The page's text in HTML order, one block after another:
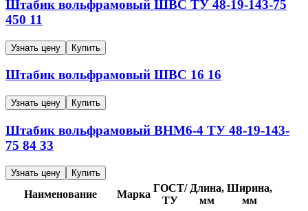
Штабик вольфрамовый ШВС ТУ 48-19-143-75
450 11
Узнать цену Купить
Штабик вольфрамовый ШВС 16 16
Узнать цену Купить
Штабик вольфрамовый ВНМ6-4 ТУ 48-19-143-
75 84 33
Узнать цену Купить
Наименование Марка
ГОСТ/
ТУ
Длина,
мм
Ширина,
мм